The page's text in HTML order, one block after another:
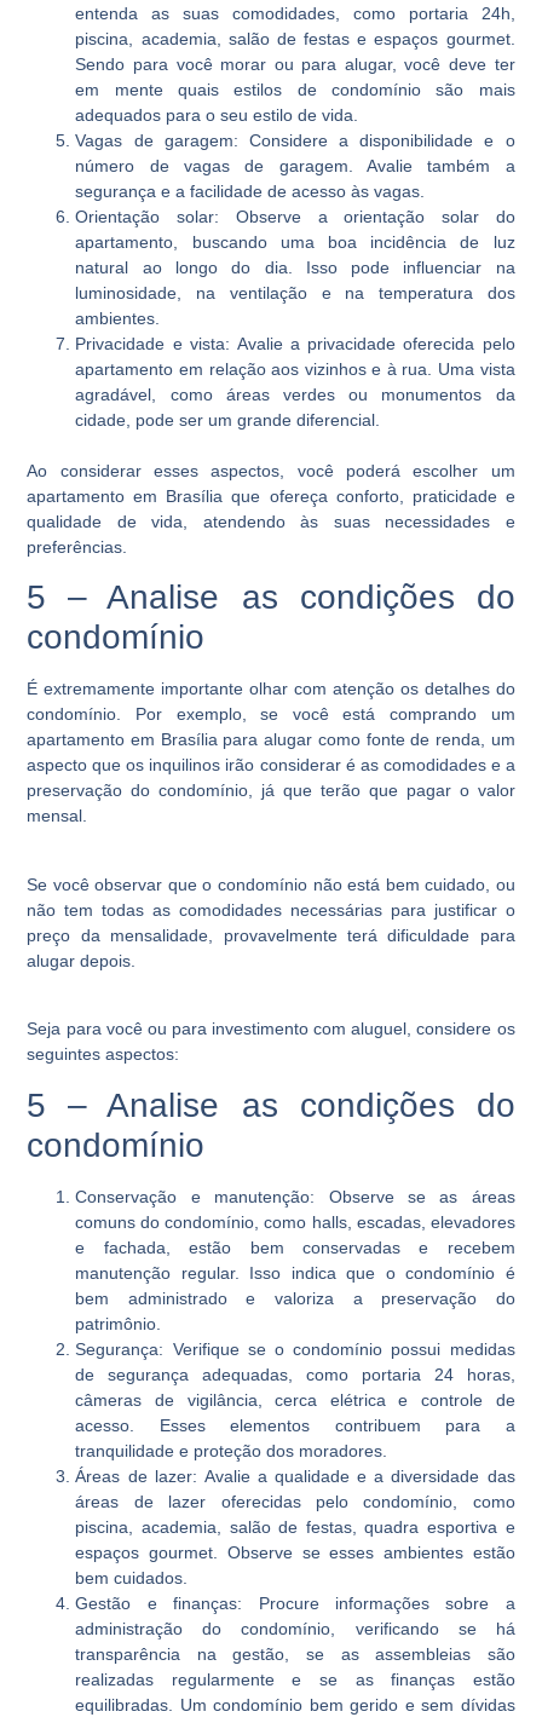
entenda as suas comodidades, como portaria 24h,
piscina, academia, salão de festas e espaços gourmet.
Sendo para você morar ou para alugar, você deve ter
em mente quais estilos de condomínio são mais
adequados para o seu estilo de vida.
Vagas de garagem: Considere a disponibilidade e o
número de vagas de garagem. Avalie também a
segurança e a facilidade de acesso às vagas.
Orientação solar: Observe a orientação solar do
apartamento, buscando uma boa incidência de luz
natural ao longo do dia. Isso pode influenciar na
luminosidade, na ventilação e na temperatura dos
ambientes.
Privacidade e vista: Avalie a privacidade oferecida pelo
apartamento em relação aos vizinhos e à rua. Uma vista
agradável, como áreas verdes ou monumentos da
cidade, pode ser um grande diferencial.
Ao considerar esses aspectos, você poderá escolher um
apartamento em Brasília que ofereça conforto, praticidade e
qualidade de vida, atendendo às suas necessidades e
preferências.
5 – Analise as condições do
condomínio
É extremamente importante olhar com atenção os detalhes do
condomínio. Por exemplo, se você está comprando um
apartamento em Brasília para alugar como fonte de renda, um
aspecto que os inquilinos irão considerar é as comodidades e a
preservação do condomínio, já que terão que pagar o valor
mensal.
Se você observar que o condomínio não está bem cuidado, ou
não tem todas as comodidades necessárias para justificar o
preço da mensalidade, provavelmente terá dificuldade para
alugar depois.
Seja para você ou para investimento com aluguel, considere os
seguintes aspectos:
5 – Analise as condições do
condomínio
Conservação e manutenção: Observe se as áreas
comuns do condomínio, como halls, escadas, elevadores
e fachada, estão bem conservadas e recebem
manutenção regular. Isso indica que o condomínio é
bem administrado e valoriza a preservação do
patrimônio.
Segurança: Verifique se o condomínio possui medidas
de segurança adequadas, como portaria 24 horas,
câmeras de vigilância, cerca elétrica e controle de
acesso. Esses elementos contribuem para a
tranquilidade e proteção dos moradores.
Áreas de lazer: Avalie a qualidade e a diversidade das
áreas de lazer oferecidas pelo condomínio, como
piscina, academia, salão de festas, quadra esportiva e
espaços gourmet. Observe se esses ambientes estão
bem cuidados.
Gestão e finanças: Procure informações sobre a
administração do condomínio, verificando se há
transparência na gestão, se as assembleias são
realizadas regularmente e se as finanças estão
equilibradas. Um condomínio bem gerido e sem dívidas